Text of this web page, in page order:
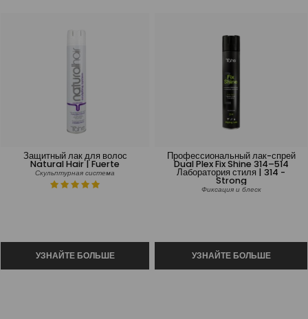
Защитный лак для волос
Natural Hair | Fuerte
Скульптурная система
Профессиональный лак-спрей
Dual Plex Fix Shine 314–514
Лаборатория стиля | 314 -
Strong
Фиксация и блеск